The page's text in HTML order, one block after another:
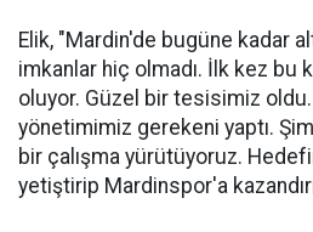
Elik, "Mardin'de bugüne kadar
imkanlar hiç olmadı. İlk kez bu
oluyor. Güzel bir tesisimiz oldu.
yönetimimiz gerekeni yaptı.
bir çalışma yürütüyoruz.
yetiştirip Mardinspor'a